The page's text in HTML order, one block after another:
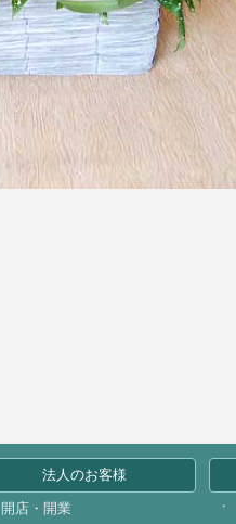
法人のお客様
開店・開業